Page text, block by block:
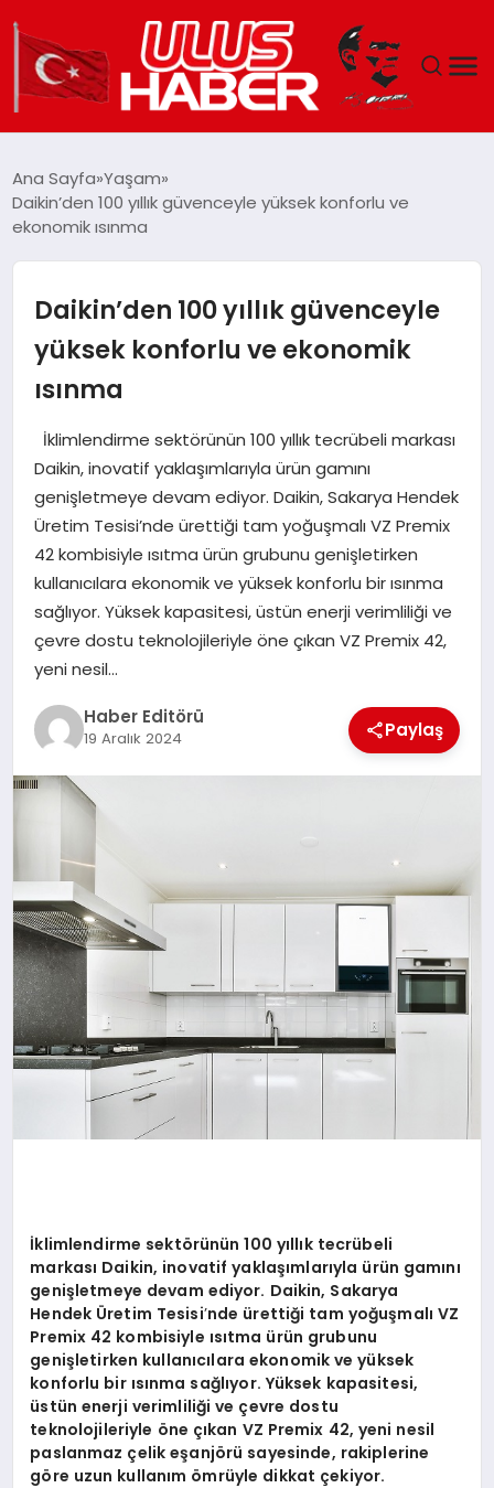
DÜNYA
TEKNOLOJI
EĞITIM
MAGAZIN
SPOR
YAŞAM
Ana Sayfa Yaşam
Daikin’den 100 yıllık güvenceyle yüksek konforlu ve
ekonomik ısınma
Daikin’den 100 yıllık güvenceyle
yüksek konforlu ve ekonomik
ısınma
İklimlendirme sektörünün 100 yıllık tecrübeli markası
Daikin, inovatif yaklaşımlarıyla ürün gamını
genişletmeye devam ediyor. Daikin, Sakarya Hendek
Üretim Tesisi’nde ürettiği tam yoğuşmalı VZ Premix
42 kombisiyle ısıtma ürün grubunu genişletirken
kullanıcılara ekonomik ve yüksek konforlu bir ısınma
sağlıyor. Yüksek kapasitesi, üstün enerji verimliliği ve
çevre dostu teknolojileriyle öne çıkan VZ Premix 42,
yeni nesil…
Haber Editörü
19 Aralık 2024 Paylaş
İklimlendirme sektörünün 100 yıllık tecrübeli
markası Daikin, inovatif yaklaşımlarıyla ürün gamını
genişletmeye devam ediyor. Daikin, Sakarya
Hendek Üretim Tesisi’nde ürettiği tam yoğuşmalı VZ
Premix 42 kombisiyle ısıtma ürün grubunu
genişletirken kullanıcılara ekonomik ve yüksek
konforlu bir ısınma sağlıyor. Yüksek kapasitesi,
üstün enerji verimliliği ve çevre dostu
teknolojileriyle öne çıkan VZ Premix 42, yeni nesil
paslanmaz çelik eşanjörü sayesinde, rakiplerine
göre uzun kullanım ömrüyle dikkat çekiyor.